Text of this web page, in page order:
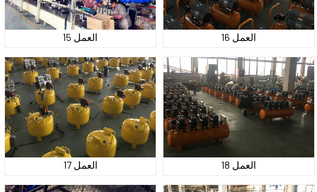
العمل 15 العمل 16
العمل 17 العمل 18